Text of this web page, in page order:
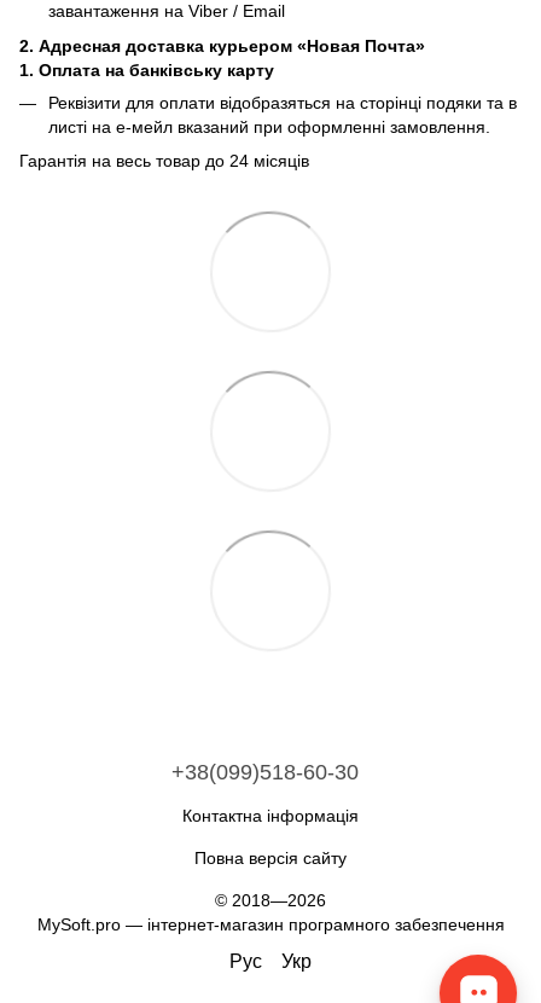
завантаження на Viber / Email
2. Адресная доставка курьером «Новая Почта»
1. Оплата на банківську карту
Реквізити для оплати відобразяться на сторінці подяки та в
листі на е-мейл вказаний при оформленні замовлення.
Гарантія на весь товар до 24 місяців
+38(099)518-60-30
Контактна інформація
Повна версія сайту
© 2018—2026
MySoft.pro — інтернет-магазин програмного забезпечення
Рус Укр